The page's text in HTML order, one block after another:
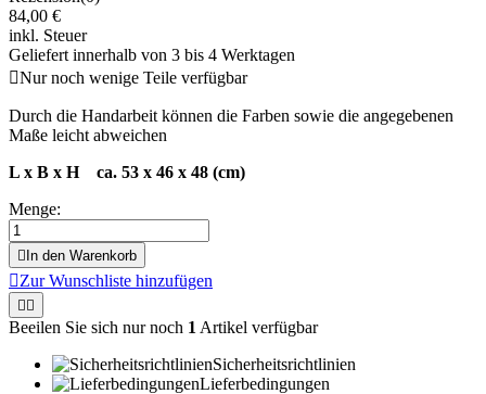
84,00 €
inkl. Steuer
Geliefert innerhalb von 3 bis 4 Werktagen
Nur noch wenige Teile verfügbar
Durch die Handarbeit können die Farben sowie die angegebenen
Maße leicht abweichen
L x B x H ca. 53 x 46 x 48 (cm)
Menge:
In den Warenkorb
Zur Wunschliste hinzufügen

Beeilen Sie sich nur noch 1 Artikel verfügbar
Sicherheitsrichtlinien
Lieferbedingungen